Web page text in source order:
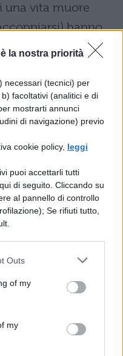
la nostra priorità
necessari (tecnici) per
facoltativi (analitici e di
mostrarti annunci
di navigazione) previo
cookie policy, leggi
puoi accettarli tutti
di seguito. Cliccando su
al pannello di controllo
Se rifiuti tutto,
Outs
of my
my
una vita muore
hanno